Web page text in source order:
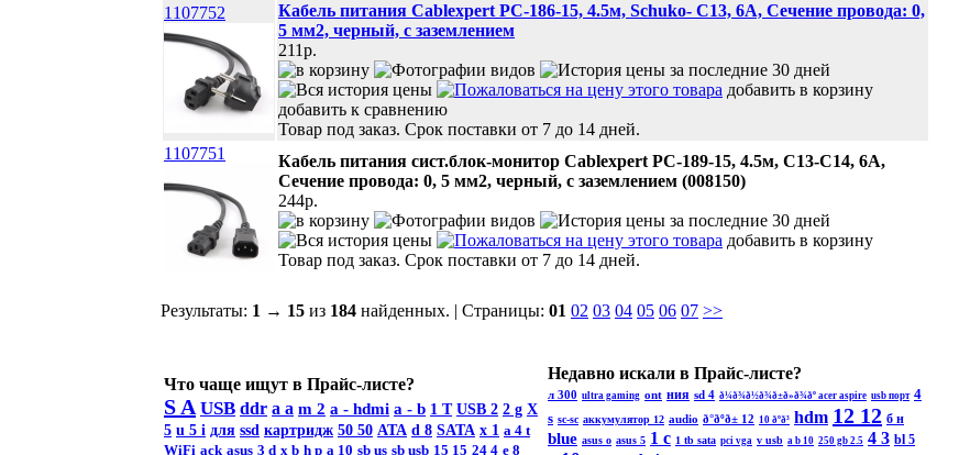
1107752
Кабель питания Cablexpert PC-186-15, 4.5м, Schuko- C13, 6А, Сечение провода: 0,
5 мм2, черный, с заземлением
211p.
добавить в корзину
добавить к сравнению
Товар под заказ. Срок поставки от 7 до 14 дней.
1107751
Кабель питания сист.блок-монитор Cablexpert PC-189-15, 4.5м, C13-C14, 6А,
Сечение провода: 0, 5 мм2, черный, с заземлением (008150)
244p.
добавить в корзину
Товар под заказ. Срок поставки от 7 до 14 дней.
Результаты: 1 → 15 из 184 найденных. | Страницы: 01 02 03 04 05 06 07 >>
Что чаще ищут в Прайс-листе?
S A USB ddr a a m 2 a - hdmi a - b 1 T USB 2 2 g X
5 u 5 i для ssd картридж 50 50 ATA d 8 SATA x 1 a 4 t
WiFi ack asus 3 d x b h p a 10 sb us sb usb 15 15 24 4 e 8
Недавно искали в Прайс-листе?
л 300 ultra gaming ont ния sd 4 ð¼ð¾ð½ð¾ð±ð»ð¾ðº acer aspire usb порт 4
s sc-sc аккумулятор 12 audio ð°ðºð± 12 10 ðºð³ hdm 12 12 б н
blue asus o asus 5 1 с 1 tb sata pci vga v usb a b 10 250 gb 2.5 4 3 bl 5